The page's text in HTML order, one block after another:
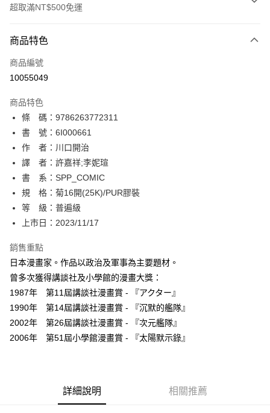
超取滿NT$500免運
信用卡一次付款
超商取貨付款
相關說明
【關於「AFTEE先享後付」】
AFTEE先享後付是「在收到商品之後才付款」的支付方式。 讓您購物簡單
便利好安心！
１．簡單：不需註冊會員、不需綁卡、不需儲值。
２．便利：只要手機號碼，簡訊認證，即可結帳。
３．安心：先確認商品／服務後，再付款。
【「AFTEE先享後付」結帳流程】
１．於結帳方式選擇「AFTEE先享後付」後，將跳轉至「AFTEE先享後付」
結帳頁面，進行簡訊認證並確認金額後，即可完成結帳。
２．訂單成立數日內，您將收到繳費通知簡訊。
ATM／網路銀行／等多元方式進行付款，方視為交易完成。
※ 請注意：結帳手續完成當下不需立刻繳費，但若您需要取消訂單，請聯絡
購買商品的店家。未經商家同意取消之訂單仍視為有效，需透過AFTEE先享
後付繳納相關費用。
※ 交易是否成功請以「AFTEE先享後付 」之結帳頁面顯示為準，若有關於
是否繳費成功／繳費後需取消欲退款等相關疑問，請聯繫「AFTEE先享後付
【注意事項】
https://aftee.tw/terms/#terms3
３．未成年的使用者請事先徵得法定代理人或監護人之同意方可使用
ATM付款
運送方式
全家取貨付款
每筆NT$80，滿NT$500(含以上)免運費
付款後全家取貨
每筆NT$80，滿NT$500(含以上)免運費
付款後萊爾富取貨
每筆NT$80，滿NT$500(含以上)免運費
7-11取貨付款
每筆NT$80，滿NT$500(含以上)免運費
商品特色
商品編號
10055049
商品特色
條 碼：9786263772311
書 號：6I000661
作 者：川口開治
譯 者：許嘉祥;李妮瑄
書 系：SPP_COMIC
規 格：菊16開(25K)/PUR膠裝
等 級：普遍級
上市日：2023/11/17
銷售重點
日本漫畫家。作品以政治及軍事為主要題材。
曾多次獲得講談社及小學館的漫畫大獎：
1987年 第11屆講談社漫畫賞 - 『アクター』
1990年 第14屆講談社漫畫賞 - 『沉默的艦隊』
2002年 第26屆講談社漫畫賞 - 『次元艦隊』
2006年 第51屆小學館漫畫賞 - 『太陽默示錄』
詳細說明 相關推薦